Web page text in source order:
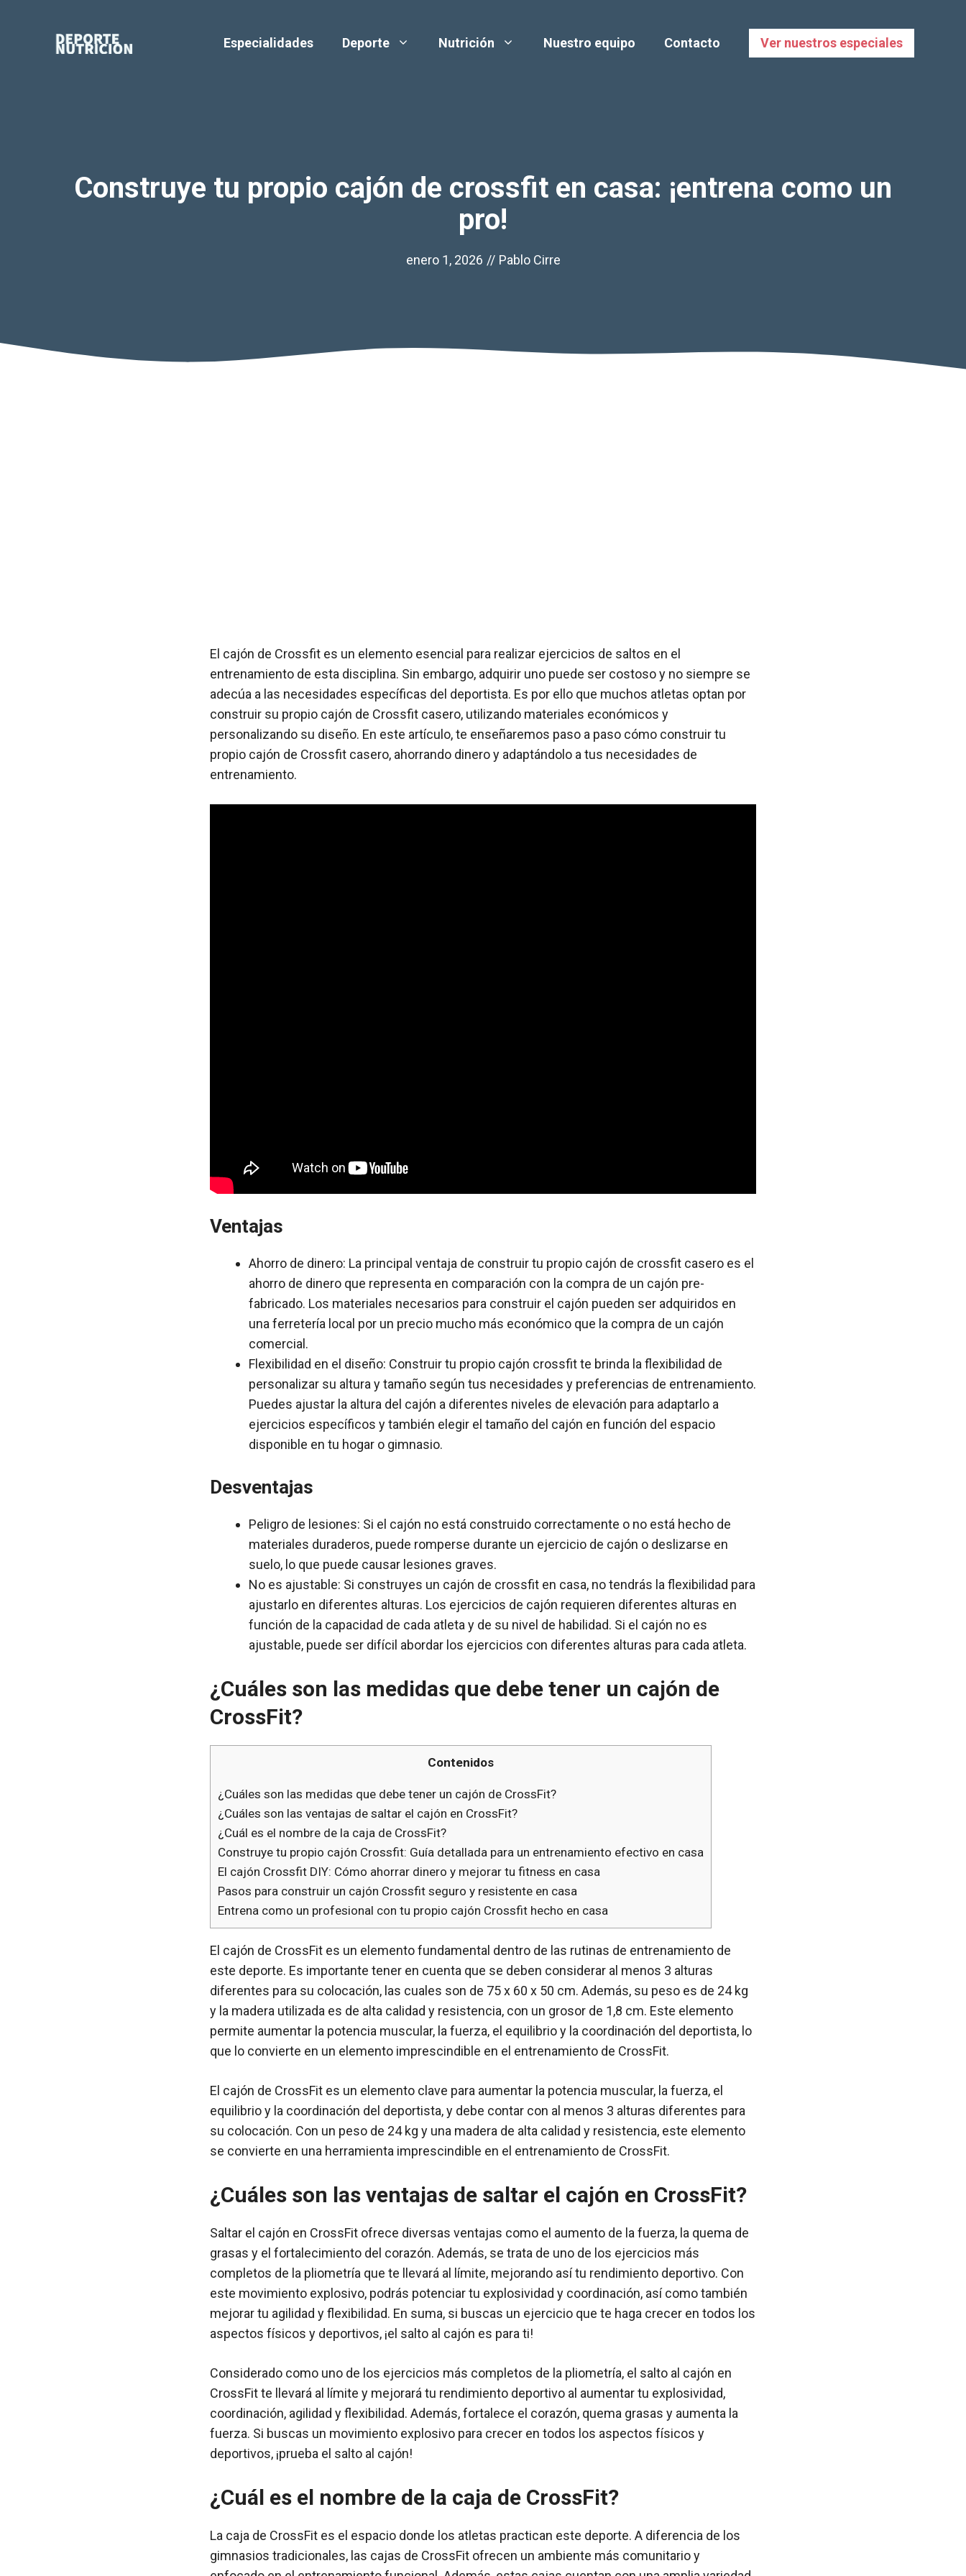
Especialidades Deporte Nutrición Nuestro equipo Contacto Ver nuestros especiales
Construye tu propio cajón de crossfit en casa: ¡entrena como un
pro!
enero 1, 2026 // Pablo Cirre
El cajón de Crossfit es un elemento esencial para realizar ejercicios de saltos en el
entrenamiento de esta disciplina. Sin embargo, adquirir uno puede ser costoso y no siempre se
adecúa a las necesidades específicas del deportista. Es por ello que muchos atletas optan por
construir su propio cajón de Crossfit casero, utilizando materiales económicos y
personalizando su diseño. En este artículo, te enseñaremos paso a paso cómo construir tu
propio cajón de Crossfit casero, ahorrando dinero y adaptándolo a tus necesidades de
entrenamiento.
Ventajas
Ahorro de dinero: La principal ventaja de construir tu propio cajón de crossfit casero es el
ahorro de dinero que representa en comparación con la compra de un cajón pre-
fabricado. Los materiales necesarios para construir el cajón pueden ser adquiridos en
una ferretería local por un precio mucho más económico que la compra de un cajón
comercial.
Flexibilidad en el diseño: Construir tu propio cajón crossfit te brinda la flexibilidad de
personalizar su altura y tamaño según tus necesidades y preferencias de entrenamiento.
Puedes ajustar la altura del cajón a diferentes niveles de elevación para adaptarlo a
ejercicios específicos y también elegir el tamaño del cajón en función del espacio
disponible en tu hogar o gimnasio.
Desventajas
Peligro de lesiones: Si el cajón no está construido correctamente o no está hecho de
materiales duraderos, puede romperse durante un ejercicio de cajón o deslizarse en
suelo, lo que puede causar lesiones graves.
No es ajustable: Si construyes un cajón de crossfit en casa, no tendrás la flexibilidad para
ajustarlo en diferentes alturas. Los ejercicios de cajón requieren diferentes alturas en
función de la capacidad de cada atleta y de su nivel de habilidad. Si el cajón no es
ajustable, puede ser difícil abordar los ejercicios con diferentes alturas para cada atleta.
¿Cuáles son las medidas que debe tener un cajón de
CrossFit?
Contenidos
¿Cuáles son las medidas que debe tener un cajón de CrossFit?
¿Cuáles son las ventajas de saltar el cajón en CrossFit?
¿Cuál es el nombre de la caja de CrossFit?
Construye tu propio cajón Crossfit: Guía detallada para un entrenamiento efectivo en casa
El cajón Crossfit DIY: Cómo ahorrar dinero y mejorar tu fitness en casa
Pasos para construir un cajón Crossfit seguro y resistente en casa
Entrena como un profesional con tu propio cajón Crossfit hecho en casa
El cajón de CrossFit es un elemento fundamental dentro de las rutinas de entrenamiento de
este deporte. Es importante tener en cuenta que se deben considerar al menos 3 alturas
diferentes para su colocación, las cuales son de 75 x 60 x 50 cm. Además, su peso es de 24 kg
y la madera utilizada es de alta calidad y resistencia, con un grosor de 1,8 cm. Este elemento
permite aumentar la potencia muscular, la fuerza, el equilibrio y la coordinación del deportista, lo
que lo convierte en un elemento imprescindible en el entrenamiento de CrossFit.
El cajón de CrossFit es un elemento clave para aumentar la potencia muscular, la fuerza, el
equilibrio y la coordinación del deportista, y debe contar con al menos 3 alturas diferentes para
su colocación. Con un peso de 24 kg y una madera de alta calidad y resistencia, este elemento
se convierte en una herramienta imprescindible en el entrenamiento de CrossFit.
¿Cuáles son las ventajas de saltar el cajón en CrossFit?
Saltar el cajón en CrossFit ofrece diversas ventajas como el aumento de la fuerza, la quema de
grasas y el fortalecimiento del corazón. Además, se trata de uno de los ejercicios más
completos de la pliometría que te llevará al límite, mejorando así tu rendimiento deportivo. Con
este movimiento explosivo, podrás potenciar tu explosividad y coordinación, así como también
mejorar tu agilidad y flexibilidad. En suma, si buscas un ejercicio que te haga crecer en todos los
aspectos físicos y deportivos, ¡el salto al cajón es para ti!
Considerado como uno de los ejercicios más completos de la pliometría, el salto al cajón en
CrossFit te llevará al límite y mejorará tu rendimiento deportivo al aumentar tu explosividad,
coordinación, agilidad y flexibilidad. Además, fortalece el corazón, quema grasas y aumenta la
fuerza. Si buscas un movimiento explosivo para crecer en todos los aspectos físicos y
deportivos, ¡prueba el salto al cajón!
¿Cuál es el nombre de la caja de CrossFit?
La caja de CrossFit es el espacio donde los atletas practican este deporte. A diferencia de los
gimnasios tradicionales, las cajas de CrossFit ofrecen un ambiente más comunitario y